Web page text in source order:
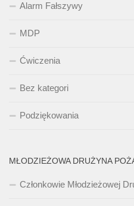
Alarm Fałszywy
MDP
Ćwiczenia
Bez kategori
Podziękowania
MŁODZIEŻOWA DRUŻYNA
Członkowie Młodzieżowej